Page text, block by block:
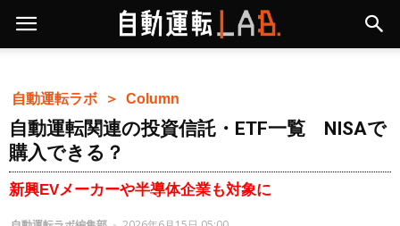
自動運転ラボ ＞ Column
自動運転関連の投資信託・ETF一覧 NISAで
購入できる？
新興EVメーカーや半導体企業も対象に